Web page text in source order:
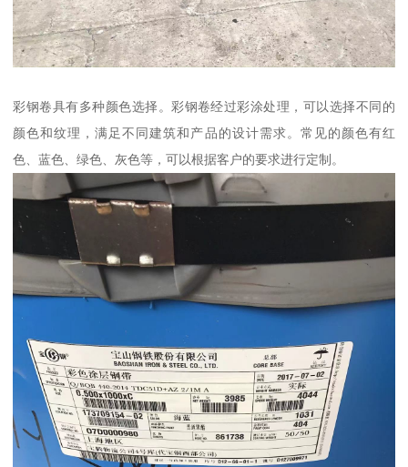
彩钢卷具有多种颜色选择。彩钢卷经过彩涂处理，可以选择不同的
颜色和纹理，满足不同建筑和产品的设计需求。常见的颜色有红
色、蓝色、绿色、灰色等，可以根据客户的要求进行定制。